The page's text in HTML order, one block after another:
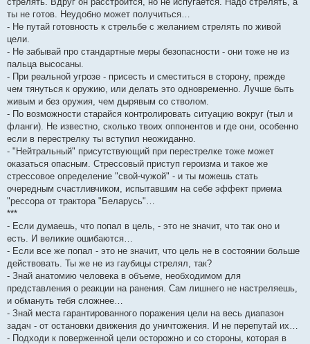
ты не готов. Неудобно может получиться…
- Не путай готовность к стрельбе с желанием стрелять по живой
цели.
- Не забывай про стандартные меры безопасности - они тоже не из
пальца высосаны.
- При реальной угрозе - присесть и сместиться в сторону, прежде
чем тянуться к оружию, или делать это одновременно. Лучше быть
живым и без оружия, чем дырявым со стволом.
- По возможности старайся контролировать ситуацию вокруг (тыл и
фланги). Не известно, сколько твоих оппонентов и где они, особенно
если в перестрелку ты вступил неожиданно.
- "Нейтральный" присутствующий при перестрелке тоже может
оказаться опасным. Стрессовый приступ героизма и такое же
стрессовое определение "свой-чужой" - и ты можешь стать
очередным счастливчиком, испытавшим на себе эффект приема
"рессора от трактора "Беларусь"…
***
- Если думаешь, что попал в цель, - это не значит, что так оно и
есть. И великие ошибаются…
- Если все же попал - это не значит, что цель не в состоянии больше
действовать. Ты же не из гаубицы стрелял, так?
- Знай анатомию человека в объеме, необходимом для
представления о реакции на ранения. Сам лишнего не настреляешь,
и обмануть тебя сложнее…
- Знай места гарантированного поражения цели на весь диапазон
задач - от остановки движения до уничтожения. И не перепутай их…
- Подходи к поверженной цели осторожно и со стороны, которая в